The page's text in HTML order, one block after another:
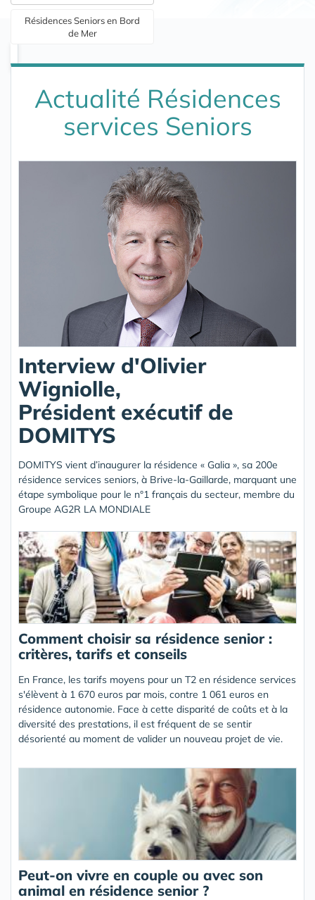
Résidences Seniors en Bord
de Mer
Actualité Résidences
services Seniors
Interview d'Olivier
Wigniolle,
Président exécutif de
DOMITYS
DOMITYS vient d’inaugurer la résidence « Galia », sa 200e
résidence services seniors, à Brive-la-Gaillarde, marquant une
étape symbolique pour le n°1 français du secteur, membre du
Groupe AG2R LA MONDIALE
Comment choisir sa résidence senior :
critères, tarifs et conseils
En France, les tarifs moyens pour un T2 en résidence services
s'élèvent à 1 670 euros par mois, contre 1 061 euros en
résidence autonomie. Face à cette disparité de coûts et à la
diversité des prestations, il est fréquent de se sentir
désorienté au moment de valider un nouveau projet de vie.
Peut-on vivre en couple ou avec son
animal en résidence senior ?